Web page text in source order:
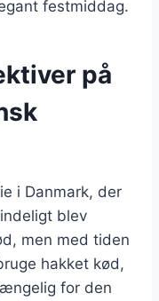
festmiddag.
på
i Danmark, der
blev
men med tiden
hakket kød,
for den